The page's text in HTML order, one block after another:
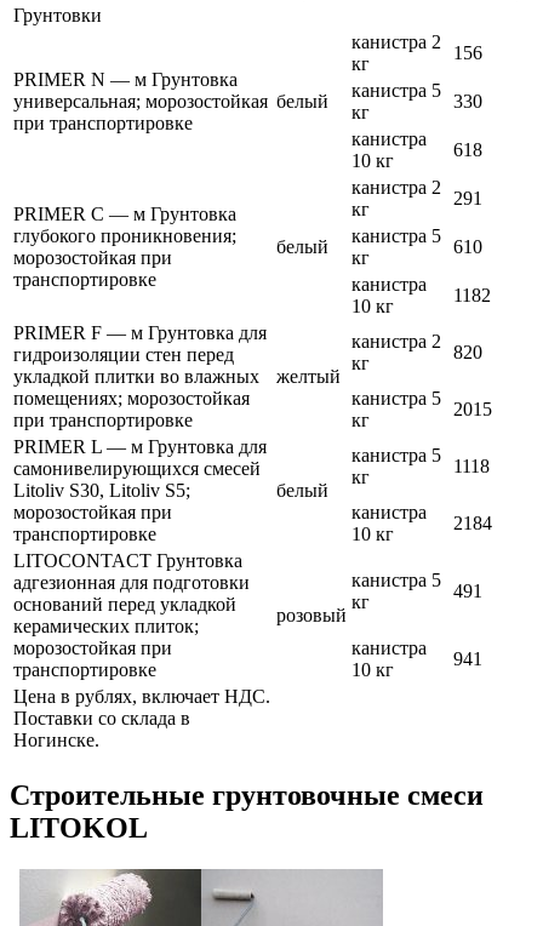
Грунтовки
PRIMER N — м Грунтовка
универсальная; морозостойкая
при транспортировке
белый
канистра 2
кг
156
канистра 5
кг
330
канистра
10 кг
618
PRIMER С — м Грунтовка
глубокого проникновения;
морозостойкая при
транспортировке
белый
канистра 2
кг
291
канистра 5
кг
610
канистра
10 кг
1182
PRIMER F — м Грунтовка для
гидроизоляции стен перед
укладкой плитки во влажных
помещениях; морозостойкая
при транспортировке
желтый
канистра 2
кг
820
канистра 5
кг
2015
PRIMER L — м Грунтовка для
самонивелирующихся смесей
Litoliv S30, Litoliv S5;
морозостойкая при
транспортировке
белый
канистра 5
кг
1118
канистра
10 кг
2184
LITOCONTACT Грунтовка
адгезионная для подготовки
оснований перед укладкой
керамических плиток;
морозостойкая при
транспортировке
розовый
канистра 5
кг
491
канистра
10 кг
941
Цена в рублях, включает НДС.
Поставки со склада в
Ногинске.
Строительные грунтовочные смеси
LITOKOL